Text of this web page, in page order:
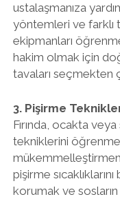
ustalaşmanıza
yöntemleri ve farklı
ekipmanları
hakim olmak için
tavaları seçmekten
3. Pişirme
Fırında, ocakta
tekniklerini
pişirme
korumak ve